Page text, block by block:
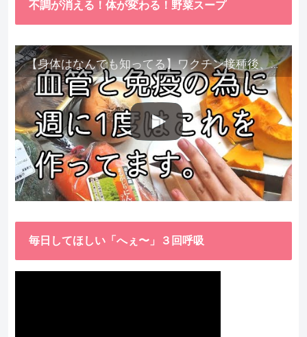
不調が消える！体が変わる！野菜スープ
【身体はなんでも知ってる】ワクチン接種後、異常に食べたくなった野菜が細胞回復に貢献してくれました。
毎日してほしい「へぇ〜」３回呼吸